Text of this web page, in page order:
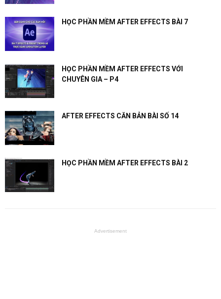
HỌC PHẦN MỀM AFTER EFFECTS BÀI 7
HỌC PHẦN MỀM AFTER EFFECTS VỚI
CHUYÊN GIA – P4
AFTER EFFECTS CĂN BẢN BÀI SỐ 14
HỌC PHẦN MỀM AFTER EFFECTS BÀI 2
Advertisement